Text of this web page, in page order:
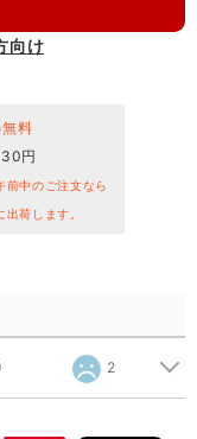
向け
料
円
前中のご注文なら
荷します。
2